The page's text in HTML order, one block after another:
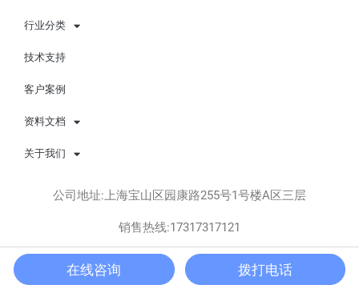
行业分类
技术支持
客户案例
资料文档
关于我们
公司地址:上海宝山区园康路255号1号楼A区三层
销售热线:17317317121
Copyright © 上海松夏减震器有限公司 版权所有 All rights
reserved.
在线咨询 拨打电话